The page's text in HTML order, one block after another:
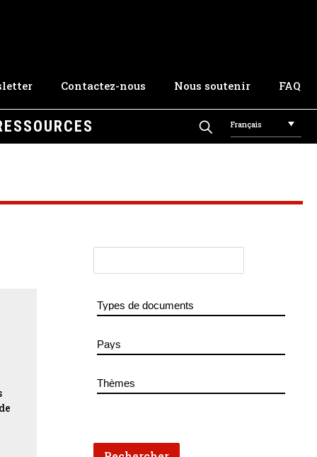
Contactez-nous Nous soutenir FAQ
Français